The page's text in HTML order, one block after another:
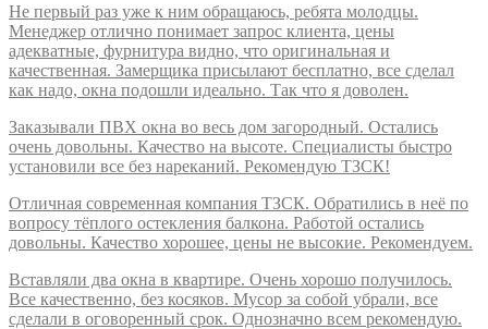
Не первый раз уже к ним обращаюсь, ребята молодцы.
Менеджер отлично понимает запрос клиента, цены
адекватные, фурнитура видно, что оригинальная и
качественная. Замерщика присылают бесплатно, все сделал
как надо, окна подошли идеально. Так что я доволен.
Заказывали ПВХ окна во весь дом загородный. Остались
очень довольны. Качество на высоте. Специалисты быстро
установили все без нареканий. Рекомендую ТЗСК!
Отличная современная компания ТЗСК. Обратились в неё по
вопросу тёплого остекления балкона. Работой остались
довольны. Качество хорошее, цены не высокие. Рекомендуем.
Вставляли два окна в квартире. Очень хорошо получилось.
Все качественно, без косяков. Мусор за собой убрали, все
сделали в оговоренный срок. Однозначно всем рекомендую.